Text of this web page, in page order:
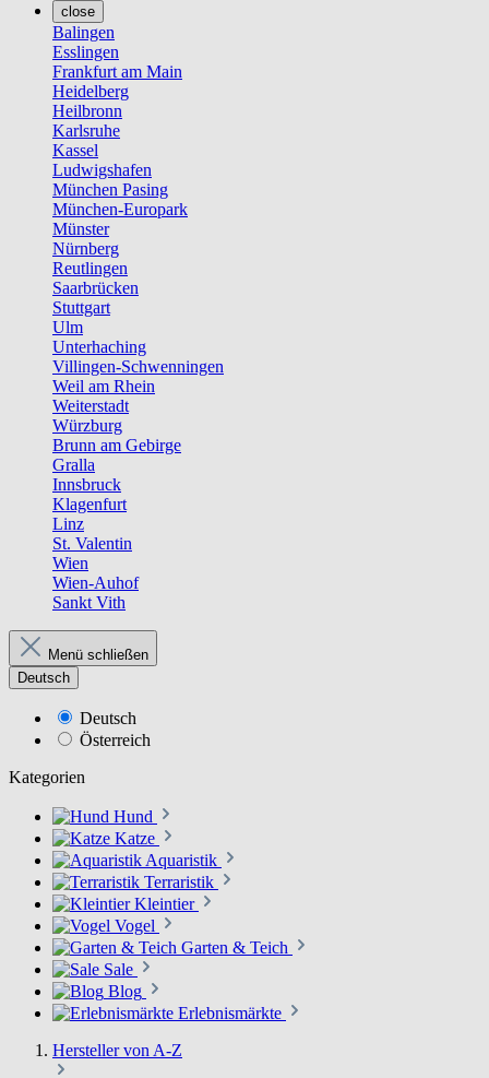
close
Balingen
Esslingen
Frankfurt am Main
Heidelberg
Heilbronn
Karlsruhe
Kassel
Ludwigshafen
München Pasing
München-Europark
Münster
Nürnberg
Reutlingen
Saarbrücken
Stuttgart
Ulm
Unterhaching
Villingen-Schwenningen
Weil am Rhein
Weiterstadt
Würzburg
Brunn am Gebirge
Gralla
Innsbruck
Klagenfurt
Linz
St. Valentin
Wien
Wien-Auhof
Sankt Vith
Menü schließen
Deutsch
Deutsch
Österreich
Kategorien
Hund
Katze
Aquaristik
Terraristik
Kleintier
Vogel
Garten & Teich
Sale
Blog
Erlebnismärkte
Hersteller von A-Z